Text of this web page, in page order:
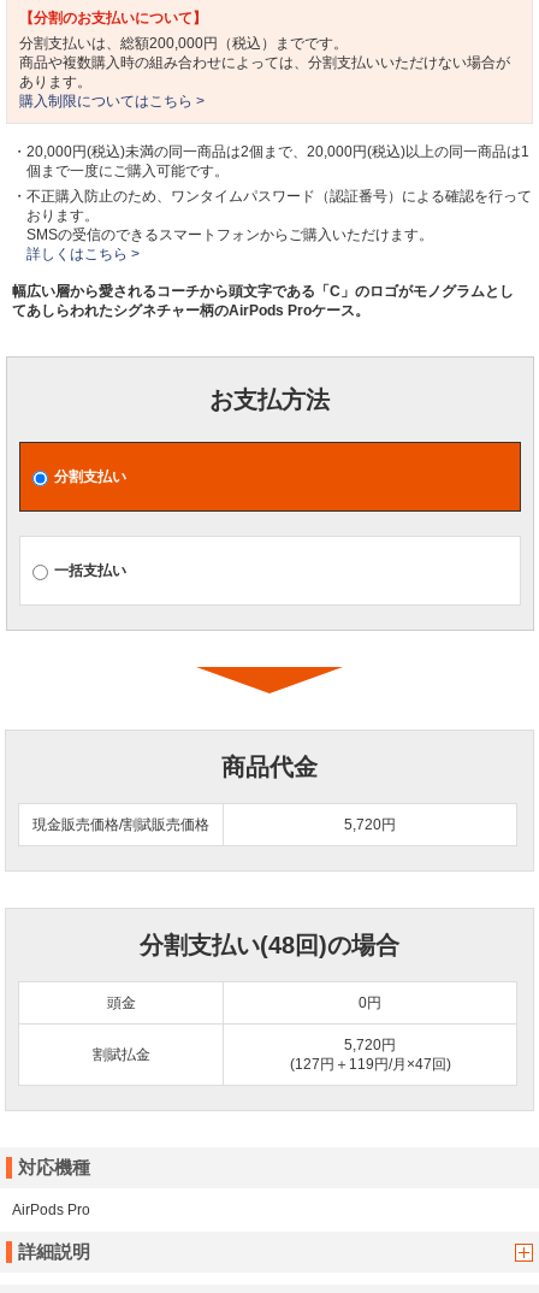
【分割のお支払いについて】
分割支払いは、総額200,000円（税込）までです。
商品や複数購入時の組み合わせによっては、分割支払いいただけない場合が
あります。
購入制限についてはこちら >
・20,000円(税込)未満の同一商品は2個まで、20,000円(税込)以上の同一商品は1
個まで一度にご購入可能です。
・不正購入防止のため、ワンタイムパスワード（認証番号）による確認を行って
おります。
SMSの受信のできるスマートフォンからご購入いただけます。
詳しくはこちら >
幅広い層から愛されるコーチから頭文字である「C」のロゴがモノグラムとし
てあしらわれたシグネチャー柄のAirPods Proケース。
お支払方法
分割支払い
一括支払い
商品代金
現金販売価格/割賦販売価格 5,720円
分割支払い(48回)の場合
頭金 0円
割賦払金
5,720円
(127円＋119円/月×47回)
対応機種
AirPods Pro
詳細説明